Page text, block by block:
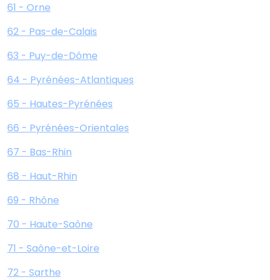
61 - Orne
62 - Pas-de-Calais
63 - Puy-de-Dôme
64 - Pyrénées-Atlantiques
65 - Hautes-Pyrénées
66 - Pyrénées-Orientales
67 - Bas-Rhin
68 - Haut-Rhin
69 - Rhône
70 - Haute-Saône
71 - Saône-et-Loire
72 - Sarthe